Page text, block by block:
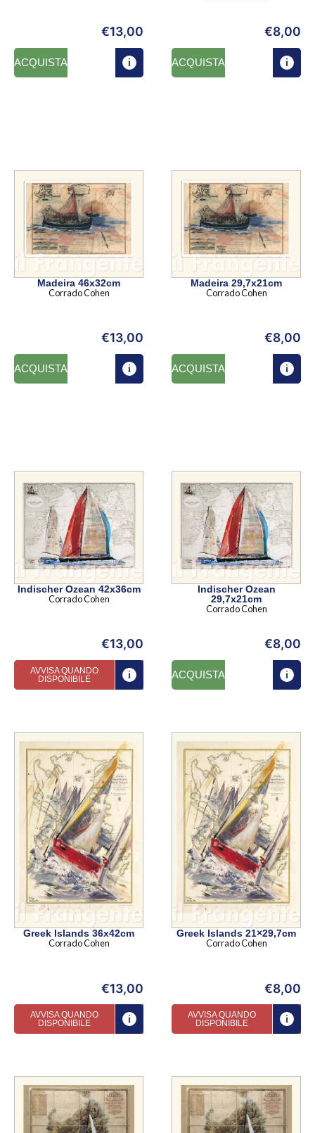
€13,00
ACQUISTA
€8,00
ACQUISTA
Madeira 46x32cm
Corrado Cohen
€13,00
ACQUISTA
Madeira 29,7x21cm
Corrado Cohen
€8,00
ACQUISTA
Indischer Ozean 42x36cm
Corrado Cohen
€13,00
AVVISA QUANDO
DISPONIBILE
Indischer Ozean
29,7x21cm
Corrado Cohen
€8,00
ACQUISTA
Greek Islands 36x42cm
Corrado Cohen
€13,00
AVVISA QUANDO
DISPONIBILE
Greek Islands 21×29,7cm
Corrado Cohen
€8,00
AVVISA QUANDO
DISPONIBILE